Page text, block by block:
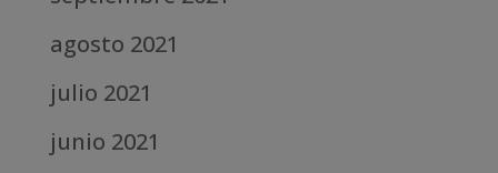
agosto 2021
julio 2021
junio 2021